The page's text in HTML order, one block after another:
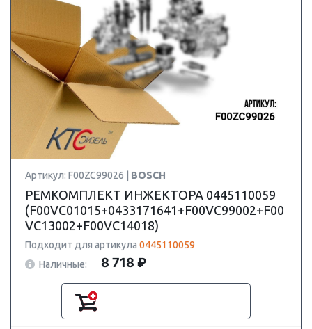
Артикул: F00ZC99026 | BOSCH
РЕМКОМПЛЕКТ ИНЖЕКТОРА 0445110059
(F00VC01015+0433171641+F00VC99002+F00
VC13002+F00VC14018)
Подходит для артикула 0445110059
Наличные:
8 718 ₽